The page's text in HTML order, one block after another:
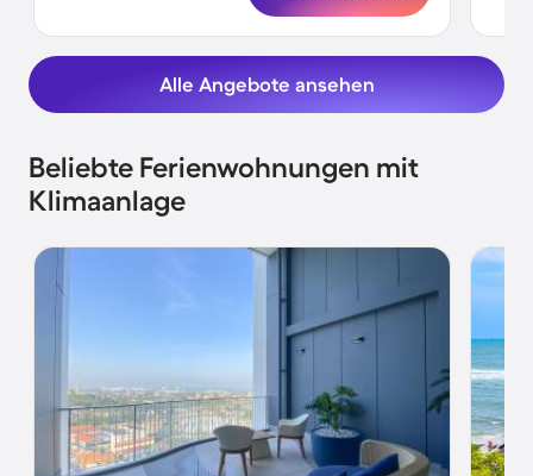
Alle Angebote ansehen
Beliebte Ferienwohnungen mit
Klimaanlage